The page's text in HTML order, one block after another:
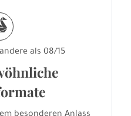
als 08/15